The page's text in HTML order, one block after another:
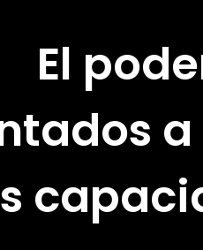
El